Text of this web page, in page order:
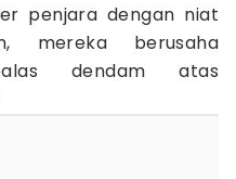
penjara dengan niat
mereka berusaha
dendam atas